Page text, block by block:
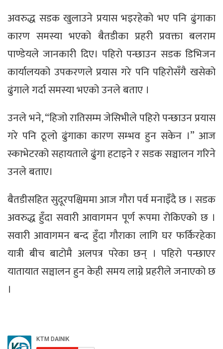
अवरुद्ध सडक खुलाउने प्रयास भइरहेको भए पनि ढुंगाका
कारण समस्या भएको बैतडीका प्रहरी प्रवक्ता बलराम
पाण्डेयले जानकारी दिए। पहिरो पन्छाउन सडक डिभिजन
कार्यालयको उपकरणले प्रयास गरे पनि पहिरोसँगै खसेको
ढुंगाले गर्दा समस्या भएको उनले बताए ।
उनले भने, “हिजो रातिसम्म जेसिभीले पहिरो पन्छाउन प्रयास
गरे पनि ठूलो ढुंगाका कारण सम्भव हुन सकेन ।” आज
स्काभेटरको सहायताले ढुंगा हटाइने र सडक सञ्चालन गरिने
उनले बताए।
बैतडीसहित सुदूरपश्चिममा आज गौरा पर्व मनाइँदै छ । सडक
अवरुद्ध हुँदा सवारी आवागमन पूर्ण रूपमा रोकिएको छ ।
सवारी आवागमन बन्द हुँदा गौराका लागि घर फर्किरहेका
यात्री बीच बाटोमै अलपत्र परेका छन् । पहिरो पन्छाएर
यातायात सञ्चालन हुन केही समय लाग्ने प्रहरीले जनाएको छ
।